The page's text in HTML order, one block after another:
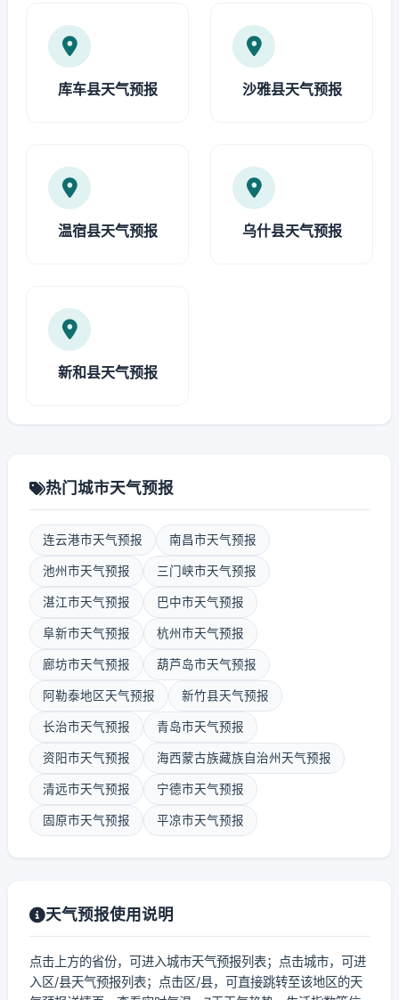
库车县天气预报 沙雅县天气预报
温宿县天气预报 乌什县天气预报
新和县天气预报
热门城市天气预报
连云港市天气预报 南昌市天气预报
池州市天气预报 三门峡市天气预报
湛江市天气预报 巴中市天气预报
阜新市天气预报 杭州市天气预报
廊坊市天气预报 葫芦岛市天气预报
阿勒泰地区天气预报 新竹县天气预报
长治市天气预报 青岛市天气预报
资阳市天气预报 海西蒙古族藏族自治州天气预报
清远市天气预报 宁德市天气预报
固原市天气预报 平凉市天气预报
天气预报使用说明
点击上方的省份，可进入城市天气预报列表；点击城市，可进
入区/县天气预报列表；点击区/县，可直接跳转至该地区的天